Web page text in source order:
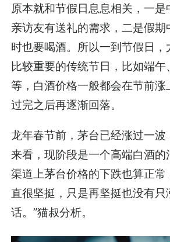
原本就和节假日息息相关，一是
亲访友有送礼的需求，二是假期
时也要喝酒。所以一到节假日，
比较重要的传统节日，比如端午
等，白酒价格一般都会在节前
过完之后再逐渐回落。
龙年春节前，茅台已经涨过一
来看，现阶段是一个高端白酒的
渠道上茅台价格的下跌也算正常
直很坚挺，只是再坚挺也没有只
话。”猫叔分析。